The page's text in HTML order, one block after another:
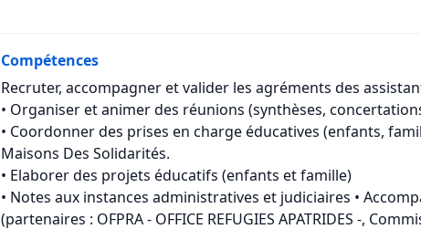
Compétences
Recruter, accompagner et valider les agréments des
• Organiser et animer des réunions (synthèses,
• Coordonner des prises en charge éducatives (enfants,
Maisons Des Solidarités.
• Elaborer des projets éducatifs (enfants et famille)
• Notes aux instances administratives et judiciaires •
(partenaires : OFPRA - OFFICE REFUGIES APATRIDES -,